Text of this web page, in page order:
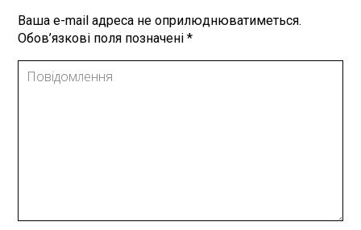
Ваша e-mail адреса не оприлюднюватиметься.
Обов’язкові поля позначені*